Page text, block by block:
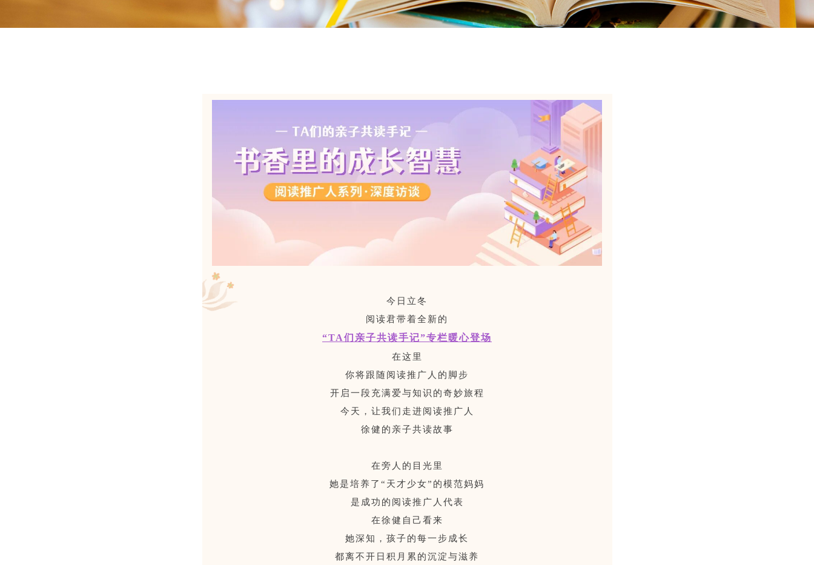
今日立冬
阅读君带着全新的
“TA们亲子共读手记”专栏 暖心登场
在这里
你将跟随阅读推广人的脚步
开启一段充满爱与知识的奇妙旅程
今天，让我们走进阅读推广人
徐健的亲子共读故事
在旁人的目光里
她是培养了“天才少女”的模范妈妈
是成功的阅读推广人代表
在徐健自己看来
她深知，孩子的每一步成长
都离不开日积月累的沉淀与滋养